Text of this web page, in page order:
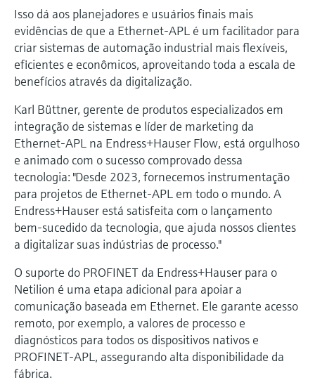
Isso dá aos planejadores e usuários finais mais
evidências de que a Ethernet-APL é um facilitador para
criar sistemas de automação industrial mais flexíveis,
eficientes e econômicos, aproveitando toda a escala de
benefícios através da digitalização.
Karl Büttner, gerente de produtos especializados em
integração de sistemas e líder de marketing da
Ethernet-APL na Endress+Hauser Flow, está orgulhoso
e animado com o sucesso comprovado dessa
tecnologia: "Desde 2023, fornecemos instrumentação
para projetos de Ethernet-APL em todo o mundo. A
Endress+Hauser está satisfeita com o lançamento
bem-sucedido da tecnologia, que ajuda nossos clientes
a digitalizar suas indústrias de processo."
O suporte do PROFINET da Endress+Hauser para o
Netilion é uma etapa adicional para apoiar a
comunicação baseada em Ethernet. Ele garante acesso
remoto, por exemplo, a valores de processo e
diagnósticos para todos os dispositivos nativos e
PROFINET-APL, assegurando alta disponibilidade da
fábrica.